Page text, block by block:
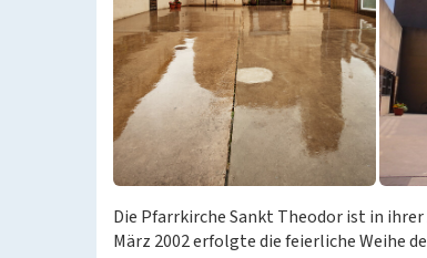
Die Pfarrkirche Sankt Theodor ist in
März 2002 erfolgte die feierliche Weihe